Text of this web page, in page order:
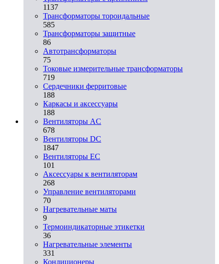
1137
Трансформаторы тороидальные
585
Трансформаторы защитные
86
Автотрансформаторы
75
Токовые измерительные трансформаторы
719
Сердечники ферритовые
188
Каркасы и аксессуары
188
Вентиляторы AC
678
Вентиляторы DC
1847
Вентиляторы EC
101
Аксессуары к вентиляторам
268
Управление вентиляторами
70
Нагревательные маты
9
Термоиндикаторные этикетки
36
Нагревательные элементы
331
Кондиционеры